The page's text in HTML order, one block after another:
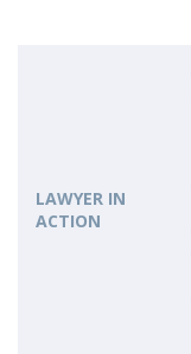
LAWYER IN
ACTION